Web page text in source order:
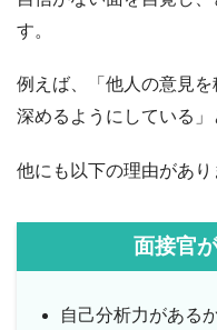
す。
例えば、「他人の意見
深めるようにしている」
他にも以下の理由があり
面接官
自己分析力がある